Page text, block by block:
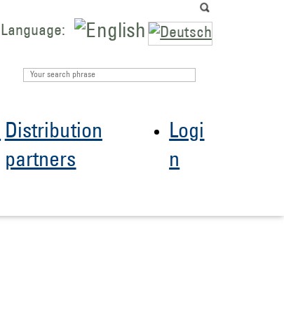
Language:
Distribution
partners
Logi
n